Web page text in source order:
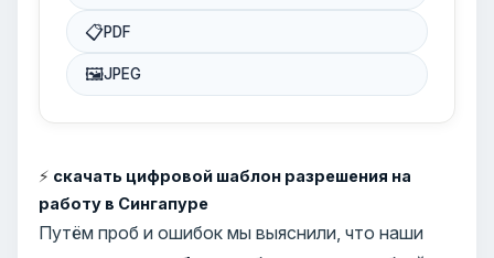
📋PDF
🖼JPEG
⚡ скачать цифровой шаблон разрешения на
работу в Сингапуре
Путём проб и ошибок мы выяснили, что наши